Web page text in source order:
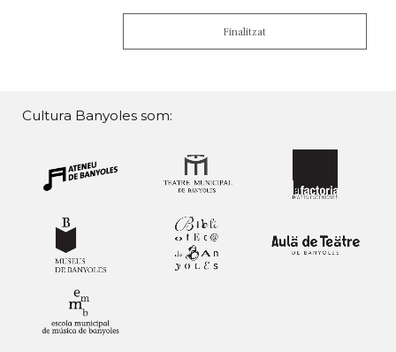
Finalitzat
Cultura Banyoles som: